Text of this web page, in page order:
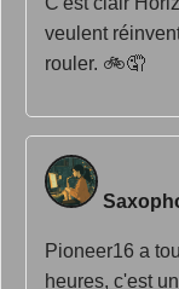
veulent
rouler. 🚲🤦
Pioneer16 a
heures, c'est